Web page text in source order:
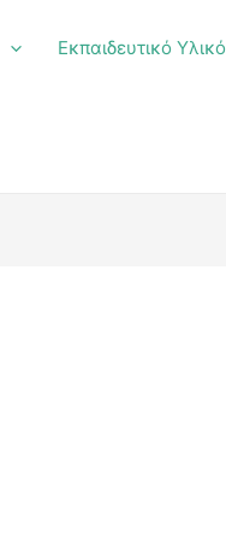
Εκπαιδευτικό Υλικό